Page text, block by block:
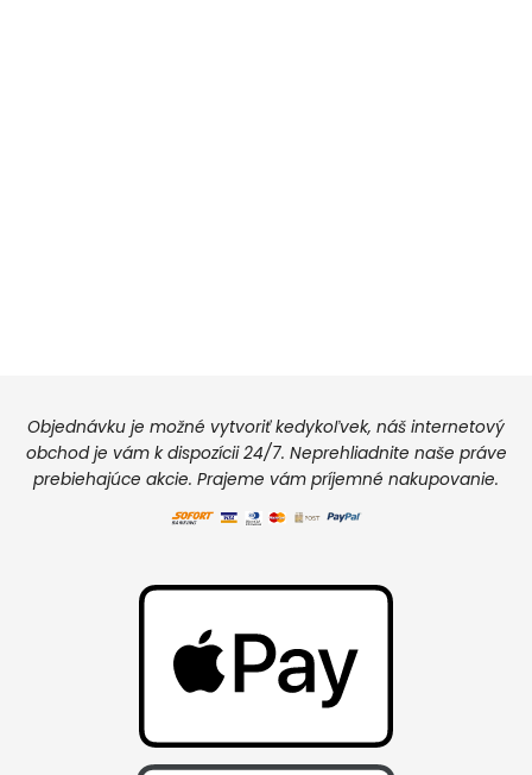
Objednávku je možné vytvoriť kedykoľvek, náš internetový
obchod je vám k dispozícii 24/7. Neprehliadnite naše práve
prebiehajúce akcie. Prajeme vám príjemné nakupovanie.